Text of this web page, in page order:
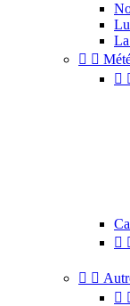
 


 
